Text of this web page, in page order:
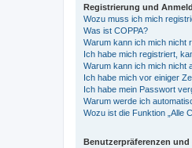
Registrierung und
Wozu muss ich mich
Was ist COPPA?
Warum kann ich mich nicht
Ich habe mich registriert,
Warum kann ich mich nicht
Ich habe mich vor einiger
Ich habe mein Passwort
Warum werde ich
Wozu ist die Funktion „Alle
Benutzerpräferenzen